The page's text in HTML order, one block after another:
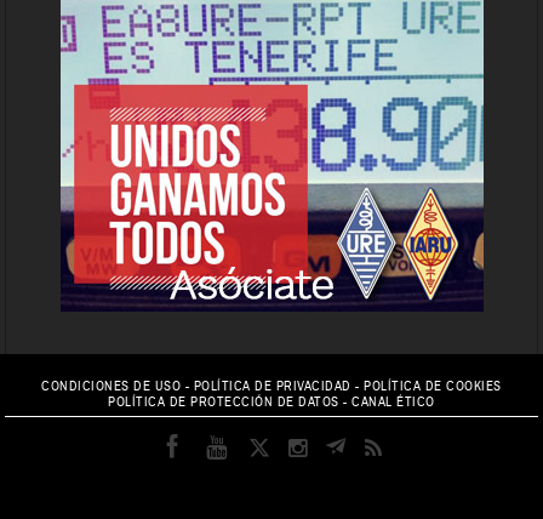
CONDICIONES DE USO - POLÍTICA DE PRIVACIDAD -POLÍTICA DE COOKIES
POLÍTICA DE PROTECCIÓN DE DATOS -CANAL ÉTICO